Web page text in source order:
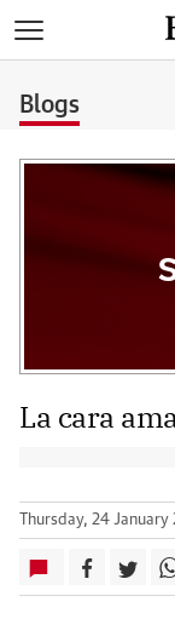
Blogs
La cara
Thursday, 24